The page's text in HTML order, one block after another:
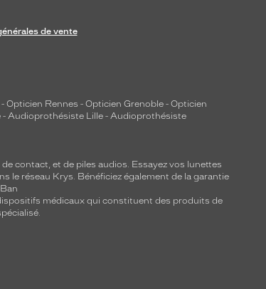
de vente
- Opticien Rennes - Opticien Grenoble - Opticien
- Audioprothésiste Lille - Audioprothésiste
de contact, et de piles audios. Essayez vos lunettes
le réseau Krys. Bénéficiez également de la garantie
médicaux qui constituent des produits de